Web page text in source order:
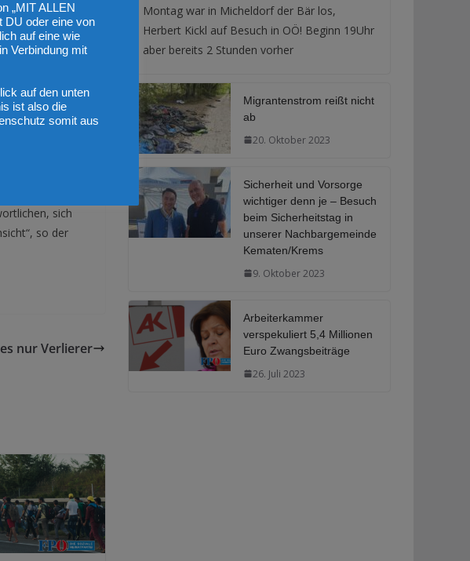
sitzen.
„Die
immer als
immer
mit dem
Simulation
Fähigkeiten
sich
so der
nur Verlierer
Montag war in Micheldorf der Bär los,
Herbert Kickl auf Besuch in OÖ! Beginn 19Uhr
aber bereits 2 Stunden vorher
Migrantenstrom reißt nicht
ab
20. Oktober 2023
Sicherheit und Vorsorge
wichtiger denn je – Besuch
beim Sicherheitstag in
unserer Nachbargemeinde
Kematen/Krems
9. Oktober 2023
Arbeiterkammer
verspekuliert 5,4 Millionen
Euro Zwangsbeiträge
26. Juli 2023
„MIT ALLEN
DU oder eine von
auf eine wie
Verbindung mit
auf den unten
ist also die
somit aus